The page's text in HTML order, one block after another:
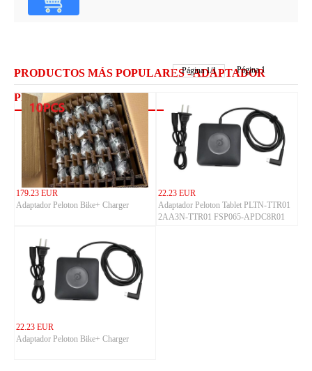
PRODUCTOS MÁS POPULARES - ADAPTADOR
PELOTON
Página1/1 Página 1
179.23 EUR
Adaptador Peloton Bike+ Charger
22.23 EUR
Adaptador Peloton Tablet PLTN-TTR01
2AA3N-TTR01 FSP065-APDC8R01
22.23 EUR
Adaptador Peloton Bike+ Charger